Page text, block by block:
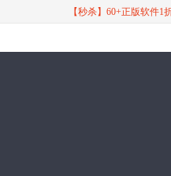
【秒杀】60+正版软件1